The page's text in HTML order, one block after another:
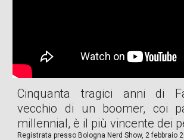
Cinquanta tragici anni di
vecchio di un boomer, coi
millennial, è il più vincente dei
Registrata presso Bologna Nerd Show, 2 febbraio